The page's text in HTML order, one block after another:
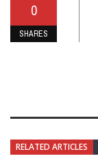
0
SHARES
RELATED ARTICLES